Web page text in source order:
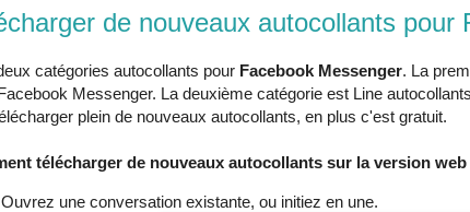
de nouveaux autocollants pour
catégories autocollants pour Facebook Messenger. La
Messenger. La deuxième catégorie est Line
plein de nouveaux autocollants, en plus c'est gratuit.
télécharger de nouveaux autocollants sur la version
Ouvrez une conversation existante, ou initiez en une.